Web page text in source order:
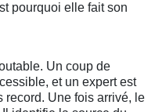
pourquoi elle fait son
Un coup de
et un expert est
record. Une fois arrivé, le